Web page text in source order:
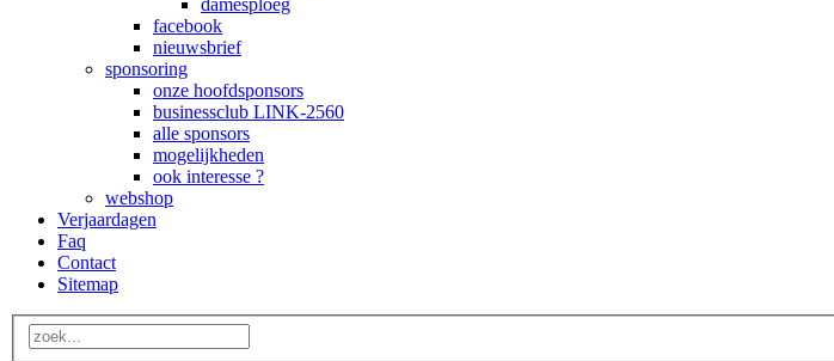
damesploeg
facebook
nieuwsbrief
sponsoring
onze hoofdsponsors
businessclub LINK-2560
alle sponsors
mogelijkheden
ook interesse ?
webshop
Verjaardagen
Faq
Contact
Sitemap